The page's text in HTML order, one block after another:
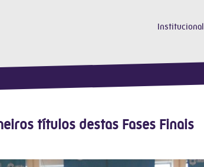
Institucional
títulos destas Fases Finais